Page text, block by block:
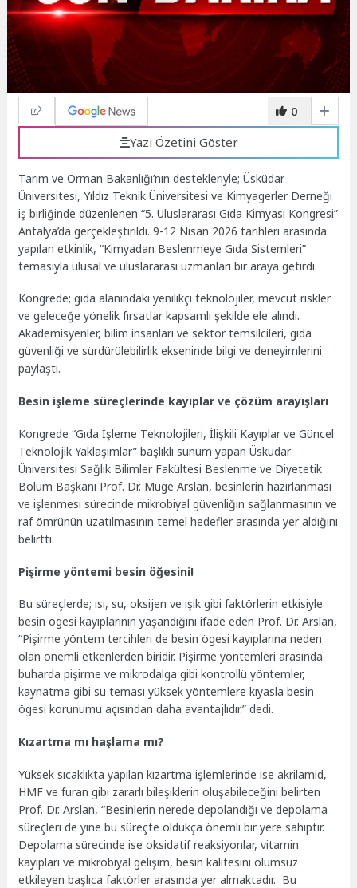
0
Yazı Özetini Göster
Tarım ve Orman Bakanlığı’nın destekleriyle; Üsküdar
Üniversitesi, Yıldız Teknik Üniversitesi ve Kimyagerler Derneği
iş birliğinde düzenlenen “5. Uluslararası Gıda Kimyası Kongresi”
Antalya’da gerçekleştirildi. 9-12 Nisan 2026 tarihleri arasında
yapılan etkinlik, “Kimyadan Beslenmeye Gıda Sistemleri”
temasıyla ulusal ve uluslararası uzmanları bir araya getirdi.
Kongrede; gıda alanındaki yenilikçi teknolojiler, mevcut riskler
ve geleceğe yönelik fırsatlar kapsamlı şekilde ele alındı.
Akademisyenler, bilim insanları ve sektör temsilcileri, gıda
güvenliği ve sürdürülebilirlik ekseninde bilgi ve deneyimlerini
paylaştı.
Besin işleme süreçlerinde kayıplar ve çözüm arayışları
Kongrede “Gıda İşleme Teknolojileri, İlişkili Kayıplar ve Güncel
Teknolojik Yaklaşımlar” başlıklı sunum yapan Üsküdar
Üniversitesi Sağlık Bilimler Fakültesi Beslenme ve Diyetetik
Bölüm Başkanı Prof. Dr. Müge Arslan, besinlerin hazırlanması
ve işlenmesi sürecinde mikrobiyal güvenliğin sağlanmasının ve
raf ömrünün uzatılmasının temel hedefler arasında yer aldığını
belirtti.
Pişirme yöntemi besin öğesini!
Bu süreçlerde; ısı, su, oksijen ve ışık gibi faktörlerin etkisiyle
besin ögesi kayıplarının yaşandığını ifade eden Prof. Dr. Arslan,
“Pişirme yöntem tercihleri de besin ögesi kayıplarına neden
olan önemli etkenlerden biridir. Pişirme yöntemleri arasında
buharda pişirme ve mikrodalga gibi kontrollü yöntemler,
kaynatma gibi su teması yüksek yöntemlere kıyasla besin
ögesi korunumu açısından daha avantajlıdır.” dedi.
Kızartma mı haşlama mı?
Yüksek sıcaklıkta yapılan kızartma işlemlerinde ise akrilamid,
HMF ve furan gibi zararlı bileşiklerin oluşabileceğini belirten
Prof. Dr. Arslan, “Besinlerin nerede depolandığı ve depolama
süreçleri de yine bu süreçte oldukça önemli bir yere sahiptir.
Depolama sürecinde ise oksidatif reaksiyonlar, vitamin
kayıpları ve mikrobiyal gelişim, besin kalitesini olumsuz
etkileyen başlıca faktörler arasında yer almaktadır. Bu